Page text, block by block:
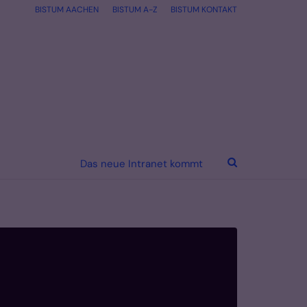
BISTUM AACHEN BISTUM A-Z BISTUM KONTAKT
Das neue Intranet kommt